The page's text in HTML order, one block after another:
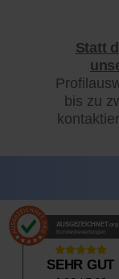
Statt
bis zu
AUSGEZEICHNET .org
Kundenbewertungen
SEHR GUT